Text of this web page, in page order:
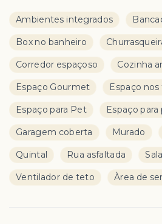
Ambientes integrados
Box no banheiro
Corredor espaçoso Cozinha
Espaço Gourmet Espaço
Espaço para Pet Espaço para
Garagem coberta Murado
Quintal Rua asfaltada
Ventilador de teto Àrea de